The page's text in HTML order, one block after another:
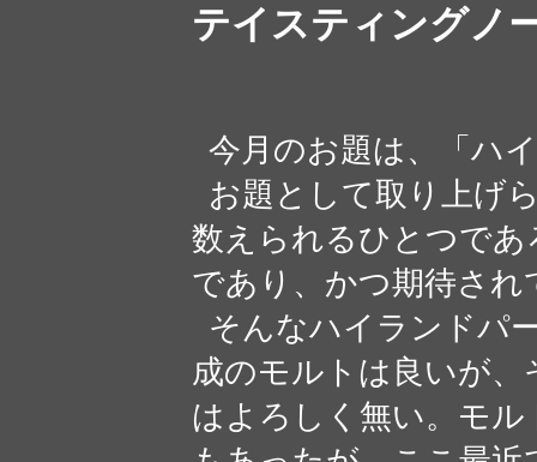
テイスティングノ
今月のお題は、「ハ
お題として取り上げ
数えられるひとつで
であり、かつ期待さ
そんなハイランドパ
成のモルトは良いが
はよろしく無い。モ